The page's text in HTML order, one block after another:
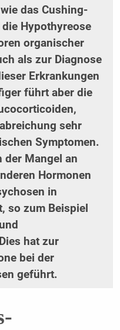
das Cushing-
Hypothyreose
organischer
als zur Diagnose
Erkrankungen
führt aber die
sehr
Symptomen.
der Mangel an
Hormonen
in
so zum Beispiel
hat zur
bei der
geführt.